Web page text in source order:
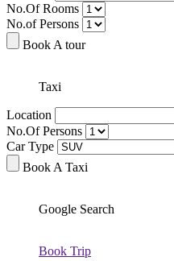
No.Of Rooms
No.of Persons
Book A tour
Taxi
Location
No.Of Persons
Car Type
Book A Taxi
Google Search
Book Trip